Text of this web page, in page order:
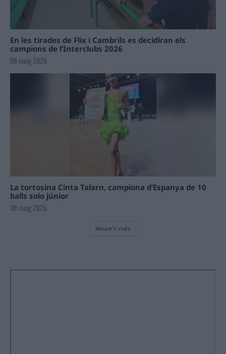
En les tirades de Flix i Cambrils es decidiran els
campions de l’Interclubs 2026
08 maig 2026
La tortosina Cinta Talarn, campiona d’Espanya de 10
balls solo júnior
08 maig 2026
Veure'n més